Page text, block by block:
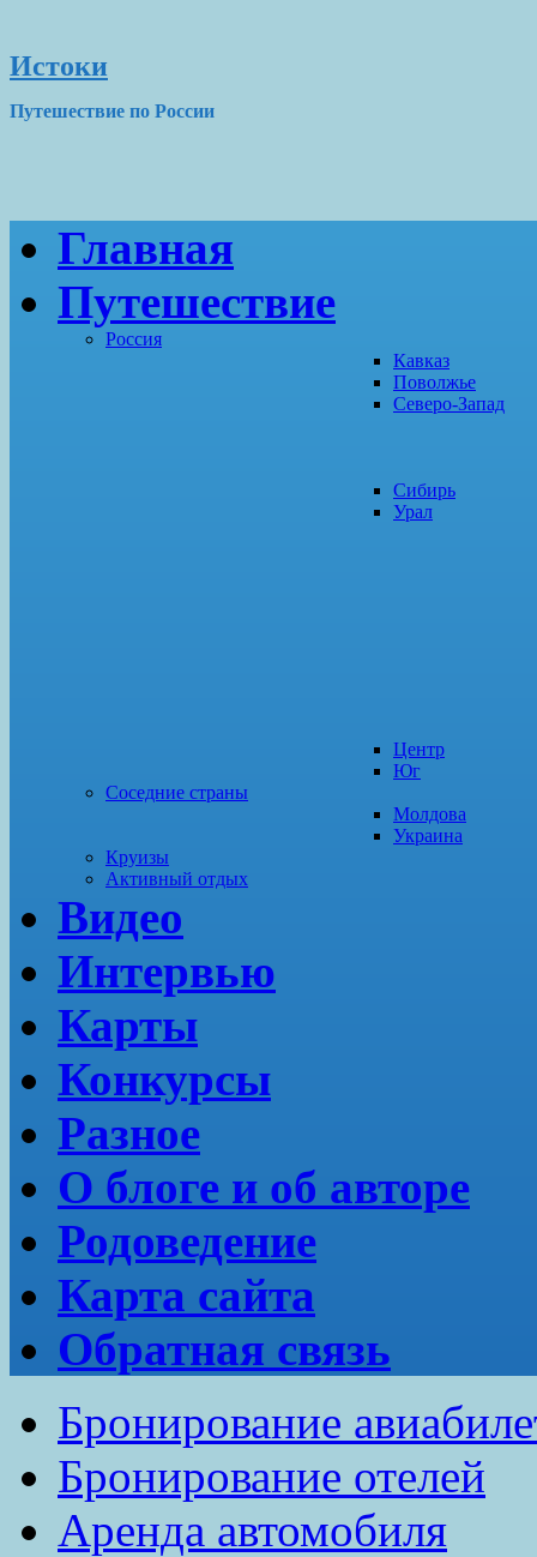
Истоки
Путешествие по России
Главная
Путешествие
Россия
Кавказ
Поволжье
Северо-Запад
Сибирь
Урал
Центр
Юг
Соседние страны
Молдова
Украина
Круизы
Активный отдых
Видео
Интервью
Карты
Конкурсы
Разное
О блоге и об авторе
Родоведение
Карта сайта
Обратная связь
Бронирование
Бронирование отелей
Аренда автомобиля